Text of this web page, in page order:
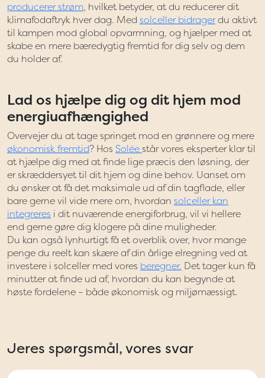
producerer strøm , hvilket betyder, at du reducerer dit
klimafodaftryk hver dag. Med solceller bidragerdu aktivt
til kampen mod global opvarmning, og hjælper med at
skabe en mere bæredygtig fremtid for dig selv og dem
du holder af.
Lad os hjælpe dig og dit hjem mod
energiuafhængighed
Overvejer du at tage springet mod en grønnere og mere
økonomisk fremtid? Hos Solée står vores eksperter klar til
at hjælpe dig med at finde lige præcis den løsning, der
er skræddersyet til dit hjem og dine behov. Uanset om
du ønsker at få det maksimale ud af din tagflade, eller
bare gerne vil vide mere om, hvordan solceller kan
integreres i dit nuværende energiforbrug, vil vi hellere
end gerne gøre dig klogere på dine muligheder.
Du kan også lynhurtigt få et overblik over, hvor mange
penge du reelt kan skære af din årlige elregning ved at
investere i solceller med vores beregner. Det tager kun få
minutter at finde ud af, hvordan du kan begynde at
høste fordelene – både økonomisk og miljømæssigt.
Jeres spørgsmål, vores svar